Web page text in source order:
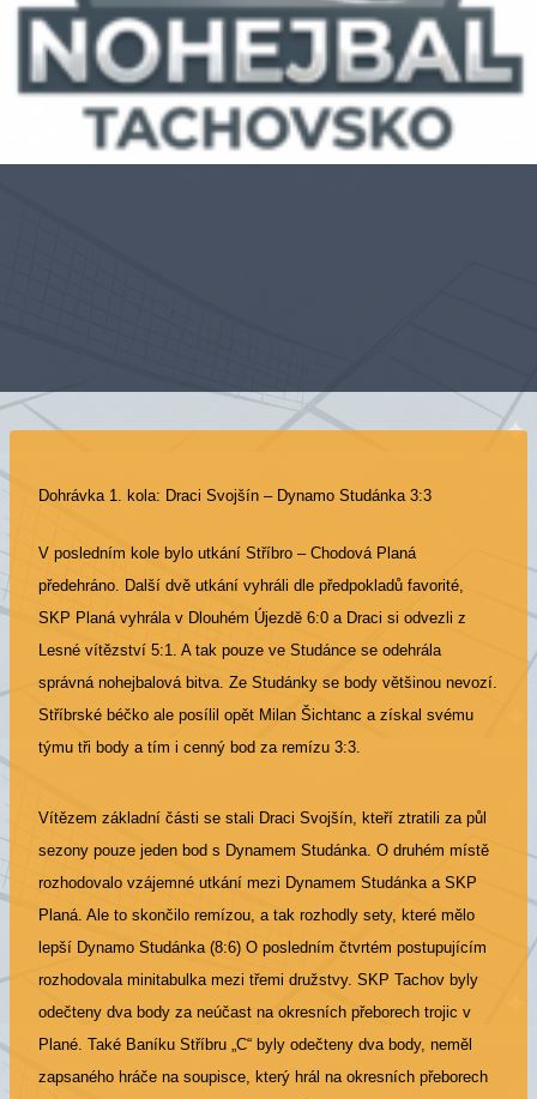
Dohrávka 1. kola: Draci Svojšín – Dynamo Studánka 3:3
V posledním kole bylo utkání Stříbro – Chodová Planá
předehráno. Další dvě utkání vyhráli dle předpokladů favorité,
SKP Planá vyhrála v Dlouhém Újezdě 6:0 a Draci si odvezli z
Lesné vítězství 5:1. A tak pouze ve Studánce se odehrála
správná nohejbalová bitva. Ze Studánky se body většinou nevozí.
Stříbrské béčko ale posílil opět Milan Šichtanc a získal svému
týmu tři body a tím i cenný bod za remízu 3:3.
Vítězem základní části se stali Draci Svojšín, kteří ztratili za půl
sezony pouze jeden bod s Dynamem Studánka. O druhém místě
rozhodovalo vzájemné utkání mezi Dynamem Studánka a SKP
Planá. Ale to skončilo remízou, a tak rozhodly sety, které mělo
lepší Dynamo Studánka (8:6) O posledním čtvrtém postupujícím
rozhodovala minitabulka mezi třemi družstvy. SKP Tachov byly
odečteny dva body za neúčast na okresních přeborech trojic v
Plané. Také Baníku Stříbru „C“ byly odečteny dva body, neměl
zapsaného hráče na soupisce, který hrál na okresních přeborech